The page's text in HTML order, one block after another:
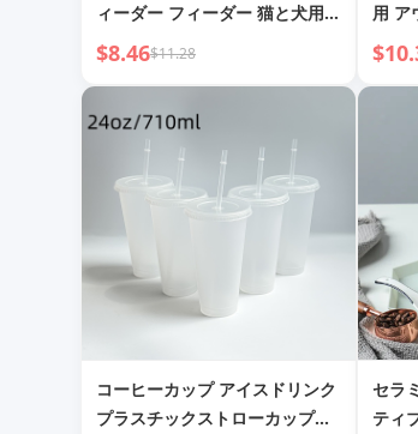
ィーダー フィーダー 猫と犬用
自動ペットフィーダー フィーダ
$8.46$11.28
用 ア
コーヒーカップ アイスドリンク
プラスチックストローカップ
セラ
ティ